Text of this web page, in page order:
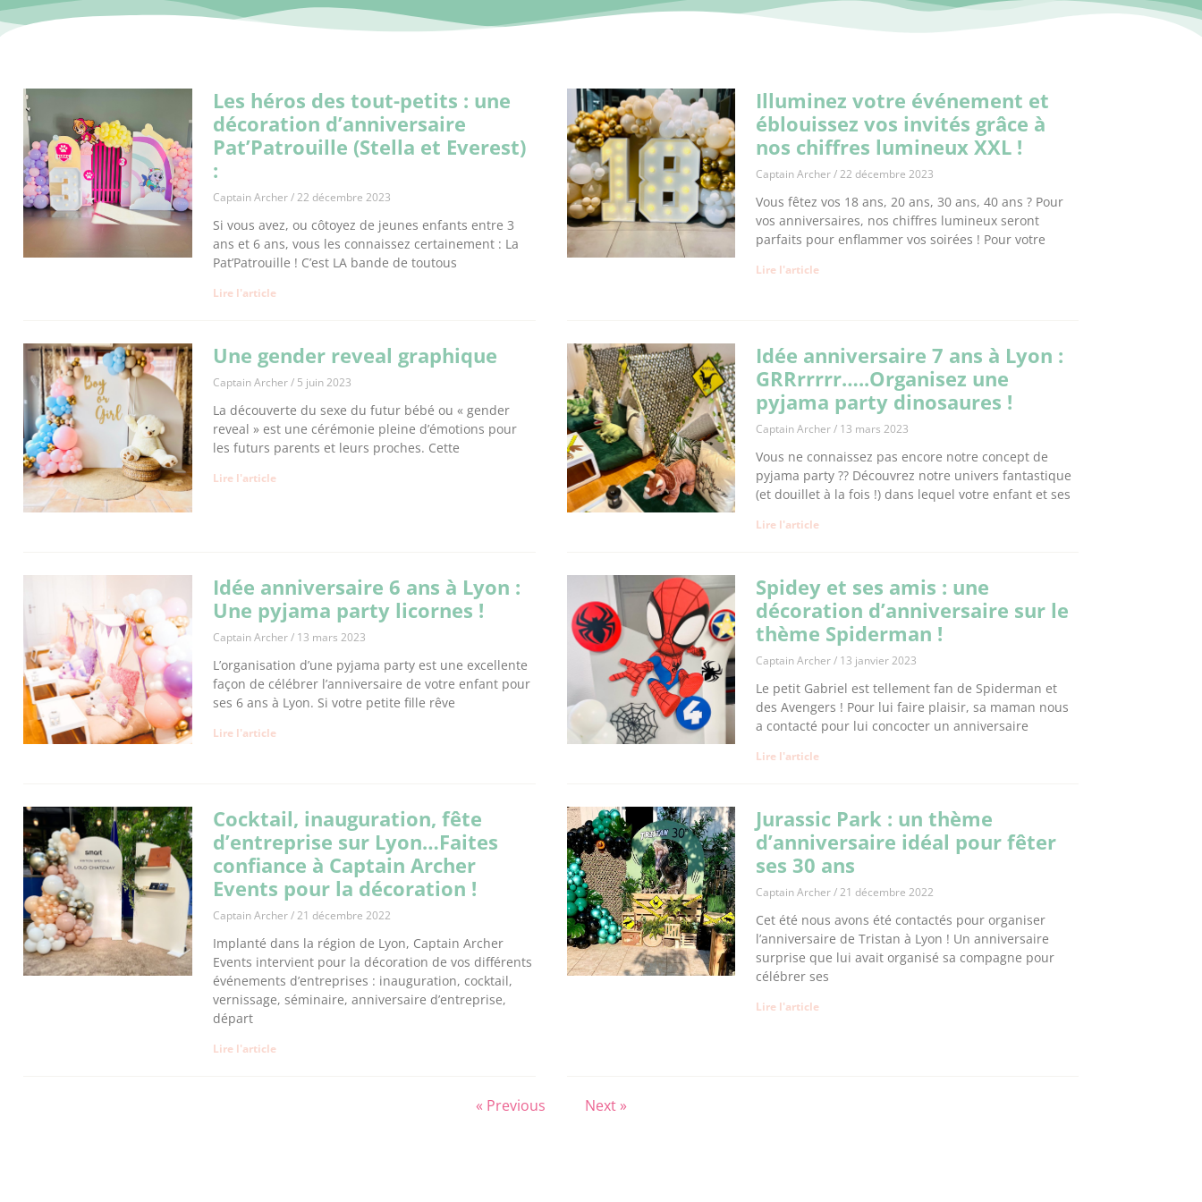
Les héros des tout-petits : une
décoration d’anniversaire
Pat’Patrouille (Stella et Everest)
:
Captain Archer 22 décembre 2023
Si vous avez, ou côtoyez de jeunes enfants entre 3
ans et 6 ans, vous les connaissez certainement : La
Pat’Patrouille ! C’est LA bande de toutous
Lire l'article
Illuminez votre événement et
éblouissez vos invités grâce à
nos chiffres lumineux XXL !
Captain Archer 22 décembre 2023
Vous fêtez vos 18 ans, 20 ans, 30 ans, 40 ans ? Pour
vos anniversaires, nos chiffres lumineux seront
parfaits pour enflammer vos soirées ! Pour votre
Lire l'article
Une gender reveal graphique
Captain Archer 5 juin 2023
La découverte du sexe du futur bébé ou « gender
reveal » est une cérémonie pleine d’émotions pour
les futurs parents et leurs proches. Cette
Lire l'article
Idée anniversaire 7 ans à Lyon :
GRRrrrrr…..Organisez une
pyjama party dinosaures !
Captain Archer 13 mars 2023
Vous ne connaissez pas encore notre concept de
pyjama party ?? Découvrez notre univers fantastique
(et douillet à la fois !) dans lequel votre enfant et ses
Lire l'article
Idée anniversaire 6 ans à Lyon :
Une pyjama party licornes !
Captain Archer 13 mars 2023
L’organisation d’une pyjama party est une excellente
façon de célébrer l’anniversaire de votre enfant pour
ses 6 ans à Lyon. Si votre petite fille rêve
Lire l'article
Spidey et ses amis : une
décoration d’anniversaire sur le
thème Spiderman !
Captain Archer 13 janvier 2023
Le petit Gabriel est tellement fan de Spiderman et
des Avengers ! Pour lui faire plaisir, sa maman nous
a contacté pour lui concocter un anniversaire
Lire l'article
Cocktail, inauguration, fête
d’entreprise sur Lyon…Faites
confiance à Captain Archer
Events pour la décoration !
Captain Archer 21 décembre 2022
Implanté dans la région de Lyon, Captain Archer
Events intervient pour la décoration de vos différents
événements d’entreprises : inauguration, cocktail,
vernissage, séminaire, anniversaire d’entreprise,
départ
Lire l'article
Jurassic Park : un thème
d’anniversaire idéal pour fêter
ses 30 ans
Captain Archer 21 décembre 2022
Cet été nous avons été contactés pour organiser
l’anniversaire de Tristan à Lyon ! Un anniversaire
surprise que lui avait organisé sa compagne pour
célébrer ses
Lire l'article
« Previous Next »